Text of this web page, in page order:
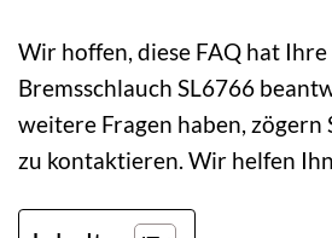
Wir hoffen, diese FAQ hat Ihre
Bremsschlauch SL6766
weitere Fragen haben, zögern
zu kontaktieren. Wir helfen